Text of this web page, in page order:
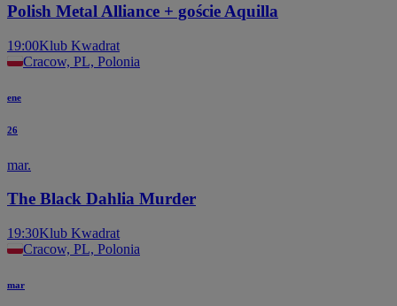
Polish Metal Alliance + goście Aquilla
19:00Klub Kwadrat
Cracow, PL, Polonia
ene
26
mar.
The Black Dahlia Murder
19:30Klub Kwadrat
Cracow, PL, Polonia
mar